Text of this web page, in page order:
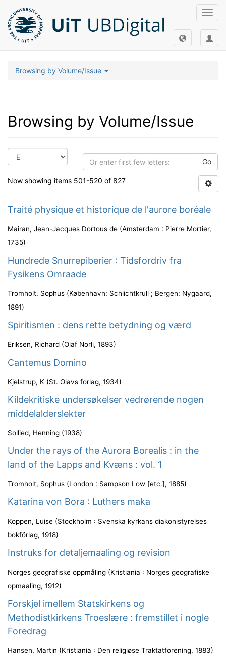
Browsing by Volume/Issue
Browsing by Volume/Issue
Go
Now showing items 501-520 of 827
Traité physique et historique de l'aurore boréale
Mairan, Jean-Jacques Dortous de (Amsterdam : Pierre Mortier,
1735)
Hundrede Snurrepiberier : Tidsfordriv fra
Fysikens Omraade
Tromholt, Sophus (København: Schlichtkrull ; Bergen: Nygaard,
1891)
Spiritismen : dens rette betydning og værd
Eriksen, Richard (Olaf Norli, 1893)
Cantemus Domino
Kjelstrup, K (St. Olavs forlag, 1934)
Kildekritiske undersøkelser vedrørende nogen
middelalderslekter
Sollied, Henning (1938)
Under the rays of the Aurora Borealis : in the
land of the Lapps and Kvæns : vol. 1
Tromholt, Sophus (London : Sampson Low [etc.], 1885)
Katarina von Bora : Luthers maka
Koppen, Luise (Stockholm : Svenska kyrkans diakonistyrelses
bokförlag, 1918)
Instruks for detaljemaaling og revision
Norges geografiske oppmåling (Kristiania : Norges geografiske
opmaaling, 1912)
Forskjel imellem Statskirkens og
Methodistkirkens Troeslære : fremstillet i nogle
Foredrag
Hansen, Martin (Kristiania : Den religiøse Traktatforening, 1883)